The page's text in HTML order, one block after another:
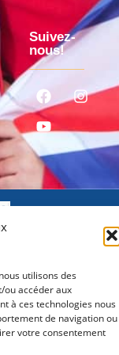
utilisons des
ou accéder aux
à ces technologies nous
de navigation ou
votre consentement
Suivez-
nous!